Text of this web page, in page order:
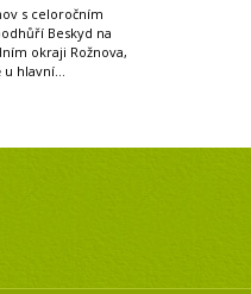
s celoročním
Beskyd na
okraji Rožnova,
u hlavní...